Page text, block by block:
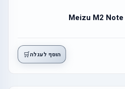
הוסף לעגלה🛒